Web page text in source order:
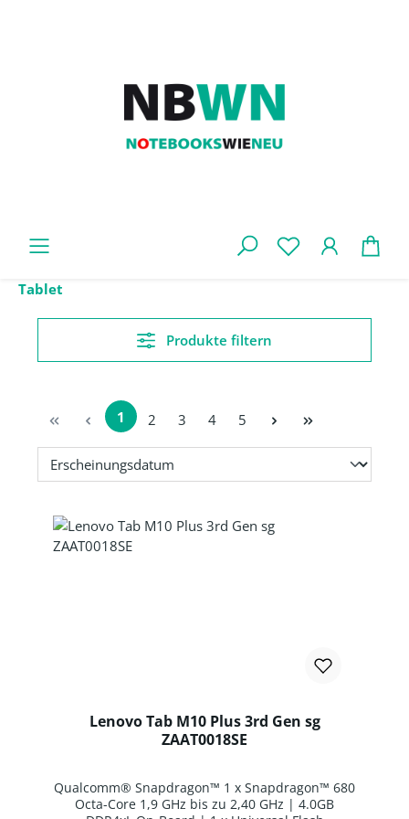
Tablet
Produkte filtern
Seite
1 Seite
2 Seite
3 Seite
4 Seite
5
Lenovo Tab M10 Plus 3rd Gen sg
ZAAT0018SE
Qualcomm® Snapdragon™ 1 x Snapdragon™ 680
Octa-Core 1,9 GHz bis zu 2,40 GHz | 4.0GB